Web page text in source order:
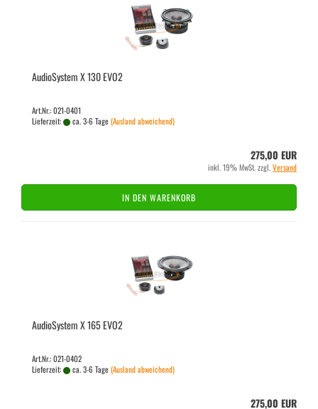
Au­dio­Sys­tem X 130 EVO2
Art.Nr.: 021-0401
Lieferzeit:
ca. 3-6 Tage(Ausland abweichend)
275,00 EUR
inkl. 19% MwSt. zzgl.Versand
IN DEN WARENKORB
Au­dio­Sys­tem X 165 EVO2
Art.Nr.: 021-0402
Lieferzeit:
ca. 3-6 Tage(Ausland abweichend)
275,00 EUR